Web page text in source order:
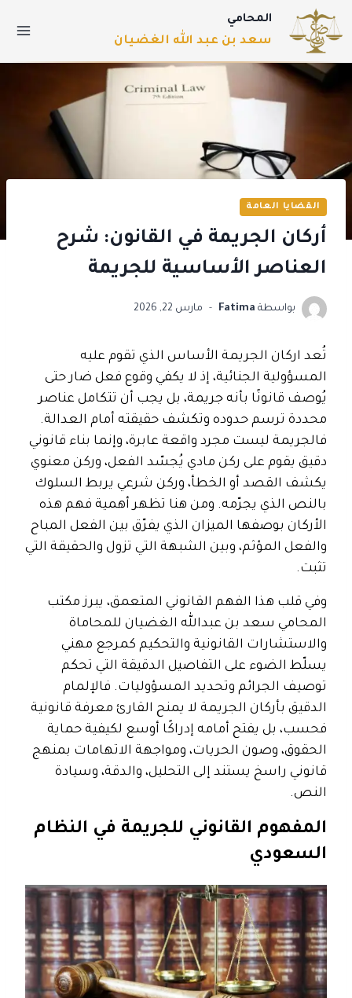
المحامي
سعد بن عبد الله الغضيان
القضايا العامة
أركان الجريمة في القانون: شرح
العناصر الأساسية للجريمة
بواسطة Fatima مارس 22, 2026
تُعد اركان الجريمة الأساس الذي تقوم عليه
المسؤولية الجنائية، إذ لا يكفي وقوع فعل ضار حتى
يُوصف قانونًا بأنه جريمة، بل يجب أن تتكامل عناصر
محددة ترسم حدوده وتكشف حقيقته أمام العدالة.
فالجريمة ليست مجرد واقعة عابرة، وإنما بناء قانوني
دقيق يقوم على ركن مادي يُجسّد الفعل، وركن معنوي
يكشف القصد أو الخطأ، وركن شرعي يربط السلوك
بالنص الذي يجرّمه. ومن هنا تظهر أهمية فهم هذه
الأركان بوصفها الميزان الذي يفرّق بين الفعل المباح
والفعل المؤثم، وبين الشبهة التي تزول والحقيقة التي
تثبت.
وفي قلب هذا الفهم القانوني المتعمق، يبرز مكتب
المحامي سعد بن عبدالله الغضيان للمحاماة
والاستشارات القانونية والتحكيم كمرجع مهني
يسلّط الضوء على التفاصيل الدقيقة التي تحكم
توصيف الجرائم وتحديد المسؤوليات. فالإلمام
الدقيق بأركان الجريمة لا يمنح القارئ معرفة قانونية
فحسب، بل يفتح أمامه إدراكًا أوسع لكيفية حماية
الحقوق، وصون الحريات، ومواجهة الاتهامات بمنهج
قانوني راسخ يستند إلى التحليل، والدقة، وسيادة
النص.
المفهوم القانوني للجريمة في النظام
السعودي